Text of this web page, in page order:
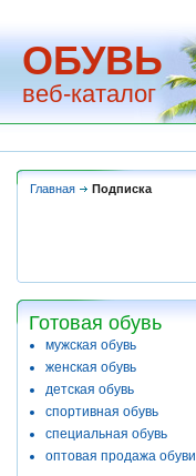
ОБУВЬ
веб-каталог
Главная Подписка
Готовая обувь
мужская обувь
женская обувь
детская обувь
спортивная обувь
специальная обувь
оптовая продажа обуви